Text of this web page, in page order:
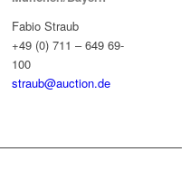
Fabio Straub
+49 (0) 711 – 649 69-
100
straub@auction.de